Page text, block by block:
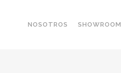
NOSOTROS SHOWROOM